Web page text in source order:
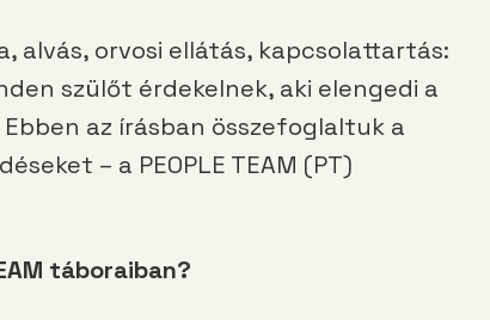
alvás, orvosi ellátás, kapcsolattartás:
szülőt érdekelnek, aki elengedi a
az írásban összefoglaltuk a
– a PEOPLE TEAM (PT)
táboraiban?